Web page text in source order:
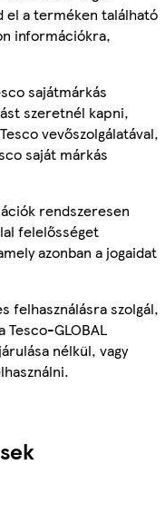
el a terméken található
információkra,
sajátmárkás
szeretnél kapni,
vevőszolgálatával,
saját márkás
rendszeresen
felelősséget
azonban a jogaidat
felhasználásra szolgál,
GLOBAL
nélkül, vagy